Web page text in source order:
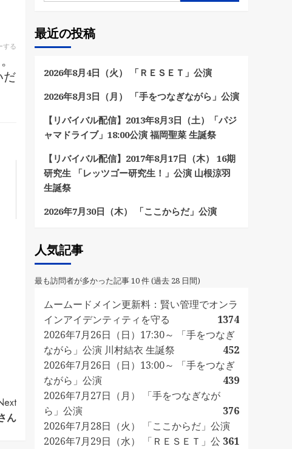
する
だ
ん
最近の投稿
2026年8月4日（火） 「ＲＥＳＥＴ」公演
2026年8月3日（月） 「手をつなぎながら」公演
【リバイバル配信】2013年8月3日（土）「パジ
ャマドライブ」18:00公演 福岡聖菜 生誕祭
【リバイバル配信】2017年8月17日（木） 16期
研究生 「レッツゴー研究生！」公演 山根涼羽
生誕祭
2026年7月30日（木） 「ここからだ」公演
人気記事
最も訪問者が多かった記事 10 件 (過去 28 日間)
ムームードメイン更新料：賢い管理でオンラ
インアイデンティティを守る
1374
2026年7月26日（日）17:30～ 「手をつなぎ
ながら」公演 川村結衣 生誕祭
452
2026年7月26日（日）13:00～ 「手をつなぎ
ながら」公演
439
2026年7月27日（月） 「手をつなぎなが
ら」公演
376
2026年7月28日（火） 「ここからだ」公演
361
2026年7月29日（水） 「ＲＥＳＥＴ」公